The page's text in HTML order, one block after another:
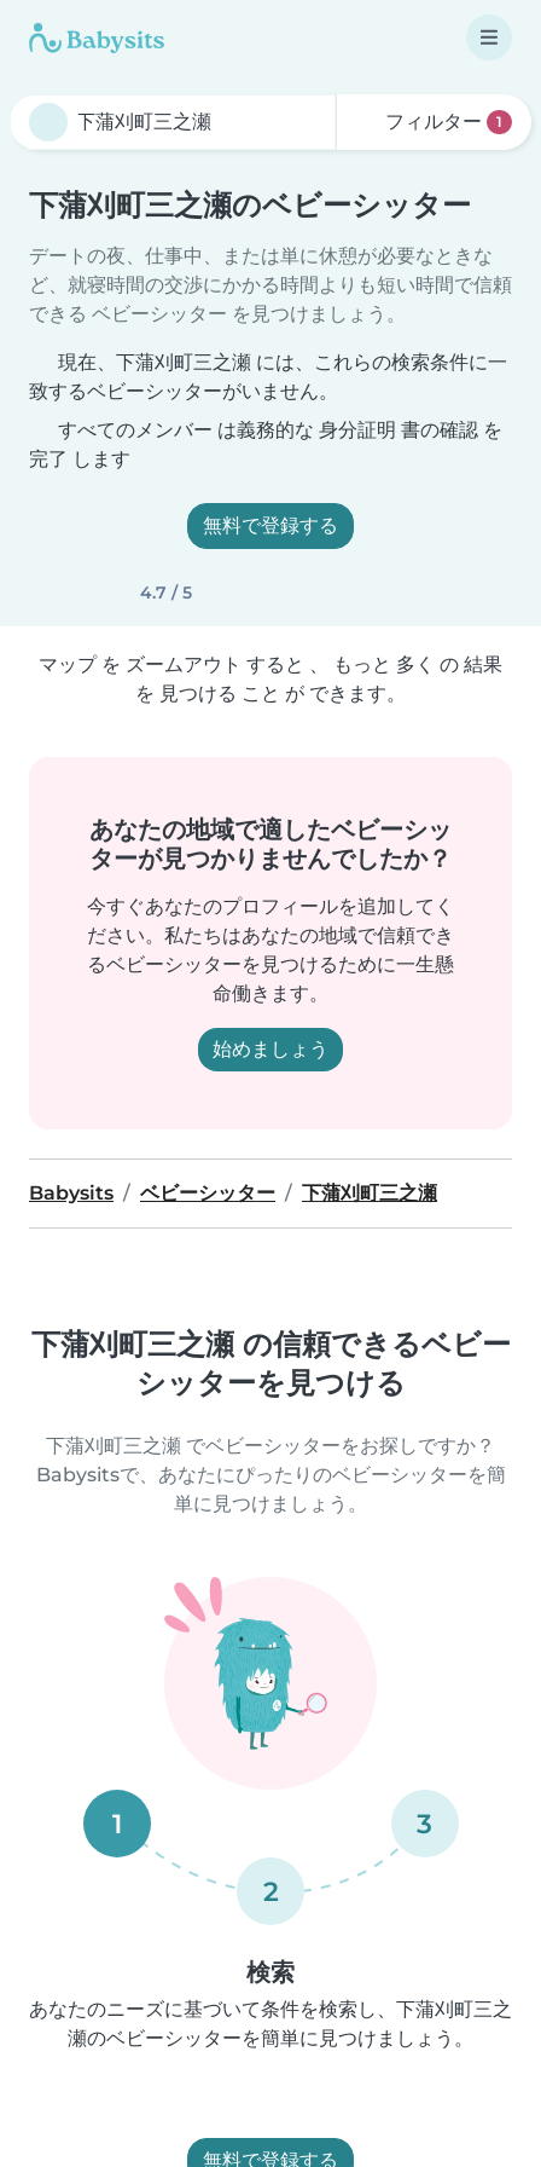
フィルター 1
下蒲刈町三之瀬のベビーシッター
デートの夜、仕事中、または単に休憩が必要なときな
ど、就寝時間の交渉にかかる時間よりも短い時間で信頼
できる ベビーシッター を見つけましょう。
現在、下蒲刈町三之瀬 には、これらの検索条件に一
致するベビーシッターがいません。
すべてのメンバー は義務的な 身分証明 書の確認 を
完了 します
無料で登録する
4.7 / 5
マップ を ズームアウト すると 、 もっと 多く の 結果
を 見つける こと が できます。
あなたの地域で適したベビーシッ
ターが見つかりませんでしたか？
今すぐあなたのプロフィールを追加してく
ださい。私たちはあなたの地域で信頼でき
るベビーシッターを見つけるために一生懸
命働きます。
始めましょう
Babysits ベビーシッター 下蒲刈町三之瀬
下蒲刈町三之瀬 の信頼できるベビー
シッターを見つける
下蒲刈町三之瀬 でベビーシッターをお探しですか？
Babysitsで、あなたにぴったりのベビーシッターを簡
単に見つけましょう。
1
2
3
検索
あなたのニーズに基づいて条件を検索し、下蒲刈町三之
瀬のベビーシッターを簡単に見つけましょう。
無料で登録する